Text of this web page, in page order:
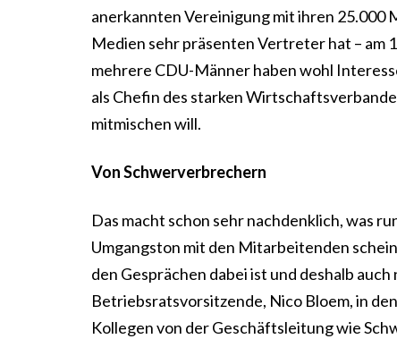
anerkannten Vereinigung mit ihren 25.000
Medien sehr präsenten Vertreter hat – am
mehrere CDU-Männer haben wohl
als Chefin des starken
mitmischen will.
Von Schwerverbrechern
Das macht schon sehr nachdenklich, was
Umgangston mit den Mitarbeitenden
den Gesprächen dabei ist und deshalb
Betriebsratsvorsitzende, Nico Bloem, in
Kollegen von der Geschäftsleitung wie